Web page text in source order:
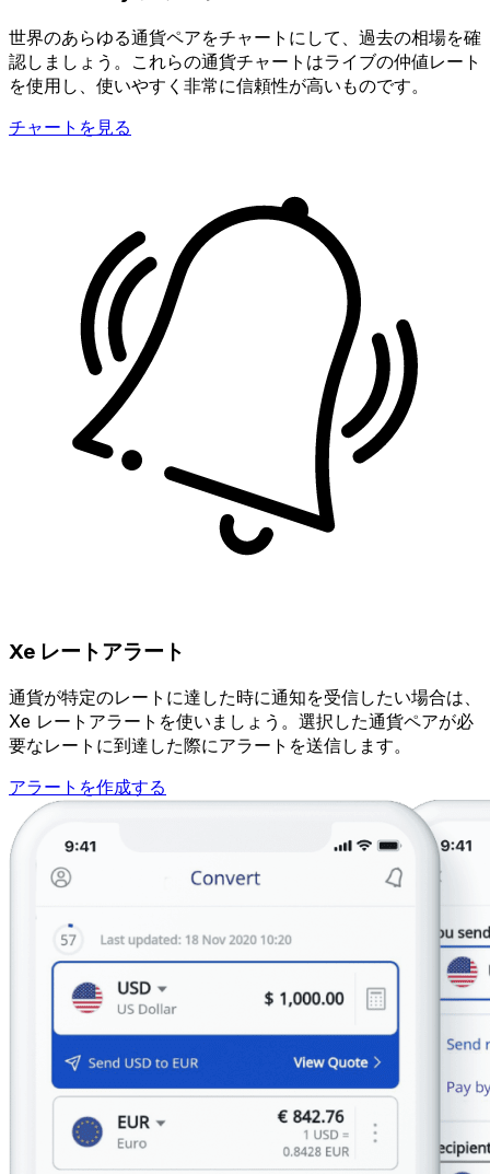
世界のあらゆる通貨ペアをチャートにして、過去の相場を確
認しましょう。これらの通貨チャートはライブの仲値レート
を使用し、使いやすく非常に信頼性が高いものです。
チャートを見る
Xe レートアラート
通貨が特定のレートに達した時に通知を受信したい場合は、
Xe レートアラートを使いましょう。選択した通貨ペアが必
要なレートに到達した際にアラートを送信します。
アラートを作成する